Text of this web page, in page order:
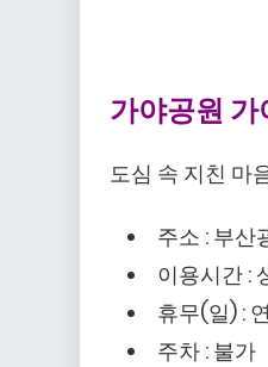
가야공원
도심 속 지친 마
주소 : 부산
이용시간 :
휴무(일) :
주차 : 불가